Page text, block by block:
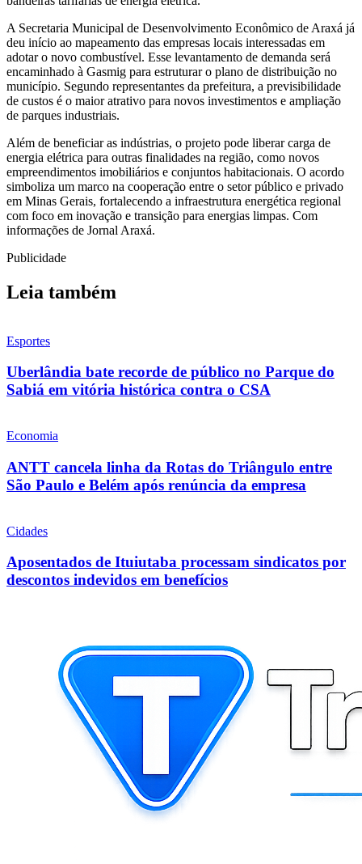
A Secretaria Municipal de Desenvolvimento Econômico de Araxá já
deu início ao mapeamento das empresas locais interessadas em
adotar o novo combustível. Esse levantamento de demanda será
encaminhado à Gasmig para estruturar o plano de distribuição no
município. Segundo representantes da prefeitura, a previsibilidade
de custos é o maior atrativo para novos investimentos e ampliação
de parques industriais.
Além de beneficiar as indústrias, o projeto pode liberar carga de
energia elétrica para outras finalidades na região, como novos
empreendimentos imobiliários e conjuntos habitacionais. O acordo
simboliza um marco na cooperação entre o setor público e privado
em Minas Gerais, fortalecendo a infraestrutura energética regional
com foco em inovação e transição para energias limpas. Com
informações de Jornal Araxá.
Publicidade
Leia também
Esportes
Uberlândia bate recorde de público no Parque do
Sabiá em vitória histórica contra o CSA
Economia
ANTT cancela linha da Rotas do Triângulo entre
São Paulo e Belém após renúncia da empresa
Cidades
Aposentados de Ituiutaba processam sindicatos por
descontos indevidos em benefícios